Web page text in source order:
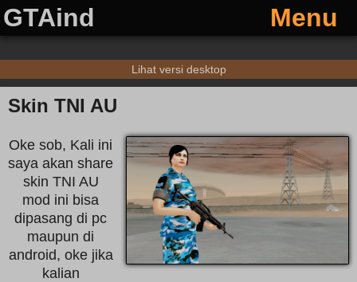
GTAind Menu
Lihat versi desktop
Skin TNI AU
Oke sob, Kali ini
saya akan share
skin TNI AU
mod ini bisa
dipasang di pc
maupun di
android, oke jika
kalian